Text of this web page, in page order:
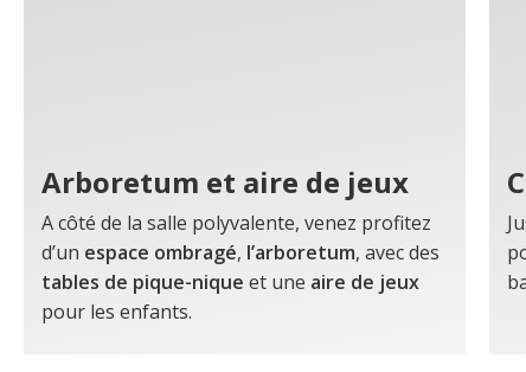
Arboretum et aire de jeux
A côté de la salle polyvalente, venez profitez
d’un espace ombragé, l’arboretum, avec des
tables de pique-nique et une aire de jeux
pour les enfants.